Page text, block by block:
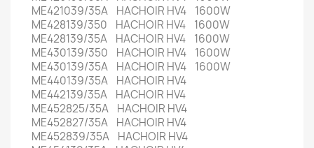
ME421039/35A HACHOIR HV4 1600W
ME428139/350 HACHOIR HV4 1600W
ME428139/35A HACHOIR HV4 1600W
ME430139/350 HACHOIR HV4 1600W
ME430139/35A HACHOIR HV4 1600W
ME440139/35A HACHOIR HV4
ME442139/35A HACHOIR HV4
ME452825/35A HACHOIR HV4
ME452827/35A HACHOIR HV4
ME452839/35A HACHOIR HV4